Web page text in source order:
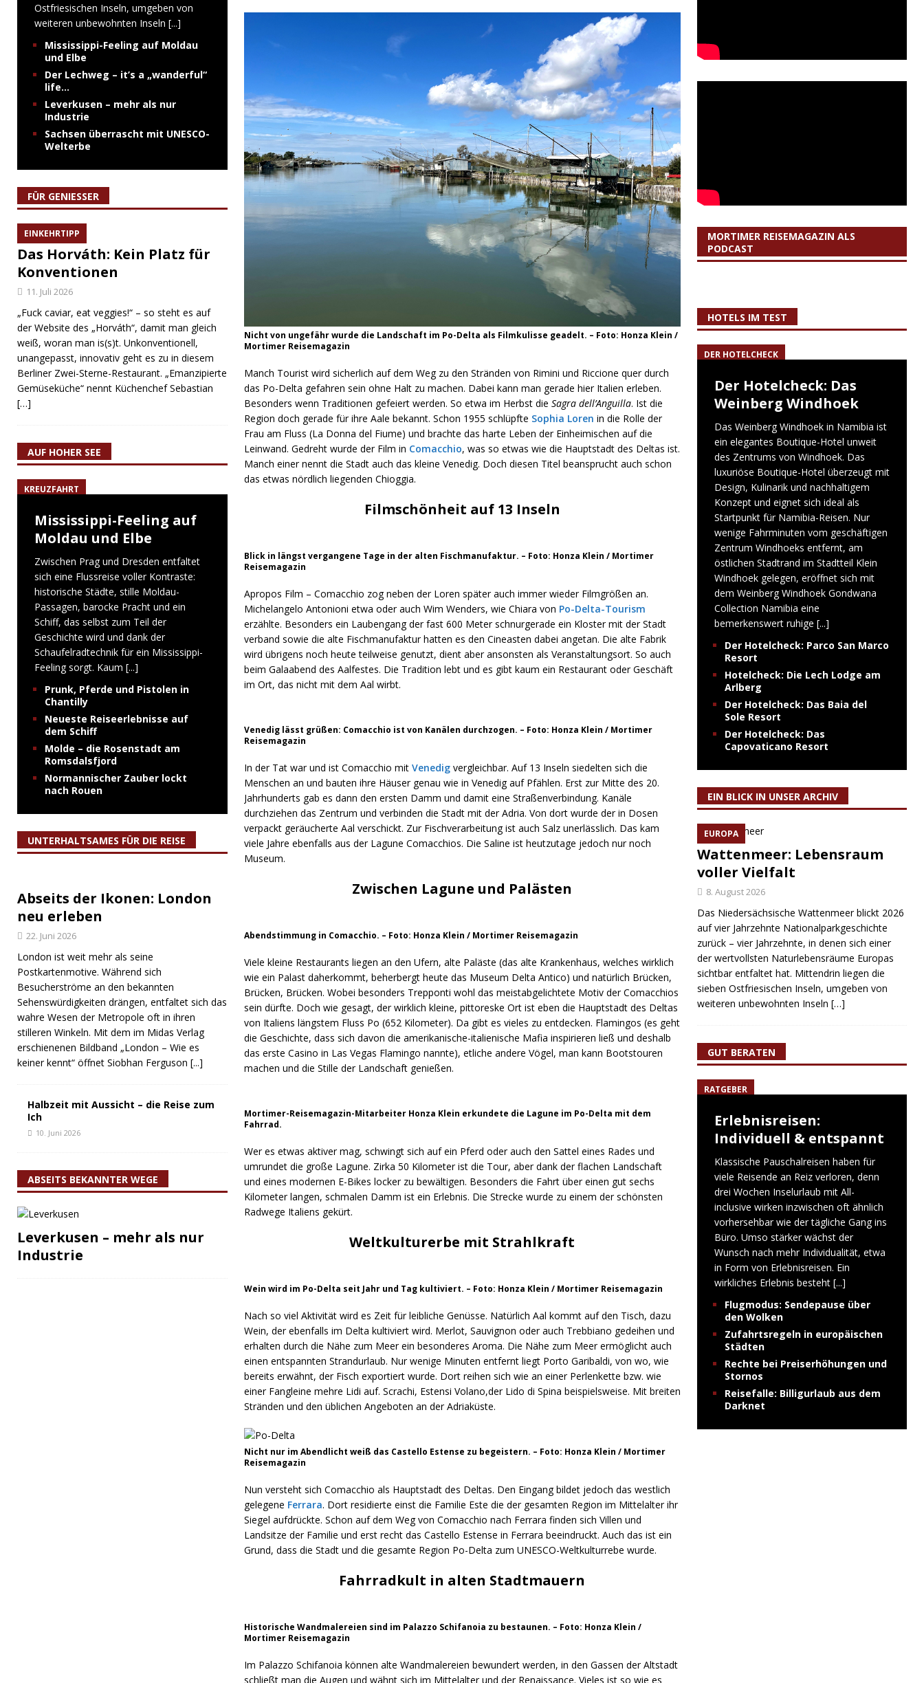
Nicht von ungefähr wurde die Landschaft im Po-Delta als Filmkulisse geadelt. – Foto: Honza Klein /
Mortimer Reisemagazin
Manch Tourist wird sicherlich auf dem Weg zu den Stränden von Rimini und Riccione quer durch
das Po-Delta gefahren sein ohne Halt zu machen. Dabei kann man gerade hier Italien erleben.
Besonders wenn Traditionen gefeiert werden. So etwa im Herbst die Sagra dell’Anguilla. Ist die
Region doch gerade für ihre Aale bekannt. Schon 1955 schlüpfte Sophia Loren in die Rolle der
Frau am Fluss (La Donna del Fiume) und brachte das harte Leben der Einheimischen auf die
Leinwand. Gedreht wurde der Film in Comacchio, was so etwas wie die Hauptstadt des Deltas ist.
Manch einer nennt die Stadt auch das kleine Venedig. Doch diesen Titel beansprucht auch schon
das etwas nördlich liegenden Chioggia.
Filmschönheit auf 13 Inseln
Blick in längst vergangene Tage in der alten Fischmanufaktur. – Foto: Honza Klein / Mortimer
Reisemagazin
Apropos Film – Comacchio zog neben der Loren später auch immer wieder Filmgrößen an.
Michelangelo Antonioni etwa oder auch Wim Wenders, wie Chiara von Po-Delta-Tourism
erzählte. Besonders ein Laubengang der fast 600 Meter schnurgerade ein Kloster mit der Stadt
verband sowie die alte Fischmanufaktur hatten es den Cineasten dabei angetan. Die alte Fabrik
wird übrigens noch heute teilweise genutzt, dient aber ansonsten als Veranstaltungsort. So auch
beim Galaabend des Aalfestes. Die Tradition lebt und es gibt kaum ein Restaurant oder Geschäft
im Ort, das nicht mit dem Aal wirbt.
Venedig lässt grüßen: Comacchio ist von Kanälen durchzogen. – Foto: Honza Klein / Mortimer
Reisemagazin
In der Tat war und ist Comacchio mit Venedigvergleichbar. Auf 13 Inseln siedelten sich die
Menschen an und bauten ihre Häuser genau wie in Venedig auf Pfählen. Erst zur Mitte des 20.
Jahrhunderts gab es dann den ersten Damm und damit eine Straßenverbindung. Kanäle
durchziehen das Zentrum und verbinden die Stadt mit der Adria. Von dort wurde der in Dosen
verpackt geräucherte Aal verschickt. Zur Fischverarbeitung ist auch Salz unerlässlich. Das kam
viele Jahre ebenfalls aus der Lagune Comacchios. Die Saline ist heutzutage jedoch nur noch
Museum.
Zwischen Lagune und Palästen
Abendstimmung in Comacchio. – Foto: Honza Klein / Mortimer Reisemagazin
Viele kleine Restaurants liegen an den Ufern, alte Paläste (das alte Krankenhaus, welches wirklich
wie ein Palast daherkommt, beherbergt heute das Museum Delta Antico) und natürlich Brücken,
Brücken, Brücken. Wobei besonders Trepponti wohl das meistabgelichtete Motiv der Comacchios
sein dürfte. Doch wie gesagt, der wirklich kleine, pittoreske Ort ist eben die Hauptstadt des Deltas
von Italiens längstem Fluss Po (652 Kilometer). Da gibt es vieles zu entdecken. Flamingos (es geht
die Geschichte, dass sich davon die amerikanische-italienische Mafia inspirieren ließ und deshalb
das erste Casino in Las Vegas Flamingo nannte), etliche andere Vögel, man kann Bootstouren
machen und die Stille der Landschaft genießen.
Mortimer-Reisemagazin-Mitarbeiter Honza Klein erkundete die Lagune im Po-Delta mit dem
Fahrrad.
Wer es etwas aktiver mag, schwingt sich auf ein Pferd oder auch den Sattel eines Rades und
umrundet die große Lagune. Zirka 50 Kilometer ist die Tour, aber dank der flachen Landschaft
und eines modernen E-Bikes locker zu bewältigen. Besonders die Fahrt über einen gut sechs
Kilometer langen, schmalen Damm ist ein Erlebnis. Die Strecke wurde zu einem der schönsten
Radwege Italiens gekürt.
Weltkulturerbe mit Strahlkraft
Wein wird im Po-Delta seit Jahr und Tag kultiviert. – Foto: Honza Klein / Mortimer Reisemagazin
Nach so viel Aktivität wird es Zeit für leibliche Genüsse. Natürlich Aal kommt auf den Tisch, dazu
Wein, der ebenfalls im Delta kultiviert wird. Merlot, Sauvignon oder auch Trebbiano gedeihen und
erhalten durch die Nähe zum Meer ein besonderes Aroma. Die Nähe zum Meer ermöglicht auch
einen entspannten Strandurlaub. Nur wenige Minuten entfernt liegt Porto Garibaldi, von wo, wie
bereits erwähnt, der Fisch exportiert wurde. Dort reihen sich wie an einer Perlenkette bzw. wie
einer Fangleine mehre Lidi auf. Scrachi, Estensi Volano,der Lido di Spina beispielsweise. Mit breiten
Stränden und den üblichen Angeboten an der Adriaküste.
Nicht nur im Abendlicht weiß das Castello Estense zu begeistern. – Foto: Honza Klein / Mortimer
Reisemagazin
Nun versteht sich Comacchio als Hauptstadt des Deltas. Den Eingang bildet jedoch das westlich
gelegene Ferrara. Dort residierte einst die Familie Este die der gesamten Region im Mittelalter ihr
Siegel aufdrückte. Schon auf dem Weg von Comacchio nach Ferrara finden sich Villen und
Landsitze der Familie und erst recht das Castello Estense in Ferrara beeindruckt. Auch das ist ein
Grund, dass die Stadt und die gesamte Region Po-Delta zum UNESCO-Weltkulturrebe wurde.
Fahrradkult in alten Stadtmauern
Historische Wandmalereien sind im Palazzo Schifanoia zu bestaunen. – Foto: Honza Klein /
Mortimer Reisemagazin
Im Palazzo Schifanoia können alte Wandmalereien bewundert werden, in den Gassen der Altstadt
schließt man die Augen und wähnt sich im Mittelalter und der Renaissance. Vieles ist so wie es
Ostfriesischen Inseln, umgeben von
weiteren unbewohnten Inseln [...]
Mississippi-Feeling auf Moldau
und Elbe
Der Lechweg – it’s a „wanderful“
life…
Leverkusen – mehr als nur
Industrie
Sachsen überrascht mit UNESCO-
Welterbe
FÜR GENIESSER
EINKEHRTIPP
Das Horváth: Kein Platz für
Konventionen
11. Juli 2026
„Fuck caviar, eat veggies!“ – so steht es auf
der Website des „Horváth“, damit man gleich
weiß, woran man is(s)t. Unkonventionell,
unangepasst, innovativ geht es zu in diesem
Berliner Zwei-Sterne-Restaurant. „Emanzipierte
Gemüseküche“ nennt Küchenchef Sebastian
[…]
AUF HOHER SEE
KREUZFAHRT
Mississippi-Feeling auf
Moldau und Elbe
Zwischen Prag und Dresden entfaltet
sich eine Flussreise voller Kontraste:
historische Städte, stille Moldau-
Passagen, barocke Pracht und ein
Schiff, das selbst zum Teil der
Geschichte wird und dank der
Schaufelradtechnik für ein Mississippi-
Feeling sorgt. Kaum [...]
Prunk, Pferde und Pistolen in
Chantilly
Neueste Reiseerlebnisse auf
dem Schiff
Molde – die Rosenstadt am
Romsdalsfjord
Normannischer Zauber lockt
nach Rouen
UNTERHALTSAMES FÜR DIE REISE
Abseits der Ikonen: London
neu erleben
22. Juni 2026
London ist weit mehr als seine
Postkartenmotive. Während sich
Besucherströme an den bekannten
Sehenswürdigkeiten drängen, entfaltet sich das
wahre Wesen der Metropole oft in ihren
stilleren Winkeln. Mit dem im Midas Verlag
erschienenen Bildband „London – Wie es
keiner kennt“ öffnet Siobhan Ferguson [...]
Halbzeit mit Aussicht – die Reise zum
Ich
10. Juni 2026
ABSEITS BEKANNTER WEGE
Leverkusen – mehr als nur
Industrie
MORTIMER REISEMAGAZIN ALS
PODCAST
HOTELS IM TEST
DER HOTELCHECK
Der Hotelcheck: Das
Weinberg Windhoek
Das Weinberg Windhoek in Namibia ist
ein elegantes Boutique-Hotel unweit
des Zentrums von Windhoek. Das
luxuriöse Boutique-Hotel überzeugt mit
Design, Kulinarik und nachhaltigem
Konzept und eignet sich ideal als
Startpunkt für Namibia-Reisen. Nur
wenige Fahrminuten vom geschäftigen
Zentrum Windhoeks entfernt, am
östlichen Stadtrand im Stadtteil Klein
Windhoek gelegen, eröffnet sich mit
dem Weinberg Windhoek Gondwana
Collection Namibia eine
bemerkenswert ruhige [...]
Der Hotelcheck: Parco San Marco
Resort
Hotelcheck: Die Lech Lodge am
Arlberg
Der Hotelcheck: Das Baia del
Sole Resort
Der Hotelcheck: Das
Capovaticano Resort
EIN BLICK IN UNSER ARCHIV
EUROPA
Wattenmeer: Lebensraum
voller Vielfalt
8. August 2026
Das Niedersächsische Wattenmeer blickt 2026
auf vier Jahrzehnte Nationalparkgeschichte
zurück – vier Jahrzehnte, in denen sich einer
der wertvollsten Naturlebensräume Europas
sichtbar entfaltet hat. Mittendrin liegen die
sieben Ostfriesischen Inseln, umgeben von
weiteren unbewohnten Inseln […]
GUT BERATEN
RATGEBER
Erlebnisreisen:
Individuell & entspannt
Klassische Pauschalreisen haben für
viele Reisende an Reiz verloren, denn
drei Wochen Inselurlaub mit All-
inclusive wirken inzwischen oft ähnlich
vorhersehbar wie der tägliche Gang ins
Büro. Umso stärker wächst der
Wunsch nach mehr Individualität, etwa
in Form von Erlebnisreisen. Ein
wirkliches Erlebnis besteht [...]
Flugmodus: Sendepause über
den Wolken
Zufahrtsregeln in europäischen
Städten
Rechte bei Preiserhöhungen und
Stornos
Reisefalle: Billigurlaub aus dem
Darknet